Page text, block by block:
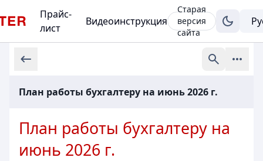
Прайс-
лист
Видеоинструкция
Старая
версия
сайта
План работы бухгалтеру на июнь 2026 г.
План работы бухгалтеру на
июнь 2026 г.